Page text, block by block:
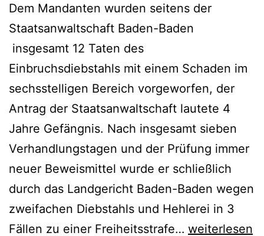
Dem Mandanten wurden seitens der
Staatsanwaltschaft Baden-Baden
insgesamt 12 Taten des
Einbruchsdiebstahls mit einem Schaden im
sechsstelligen Bereich vorgeworfen, der
Antrag der Staatsanwaltschaft lautete 4
Jahre Gefängnis. Nach insgesamt sieben
Verhandlungstagen und der Prüfung immer
neuer Beweismittel wurde er schließlich
durch das Landgericht Baden-Baden wegen
zweifachen Diebstahls und Hehlerei in 3
Fällen zu einer Freiheitsstrafe… weiterlesen